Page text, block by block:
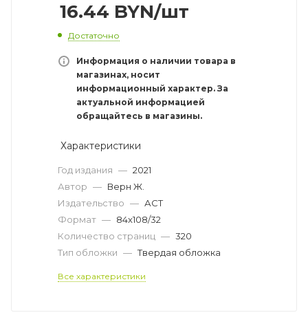
16.44 BYN/шт
Достаточно
Информация о наличии товара в
магазинах, носит
информационный характер. За
актуальной информацией
обращайтесь в магазины.
Характеристики
Год издания — 2021
Автор — Верн Ж.
Издательство — АСТ
Формат — 84x108/32
Количество страниц — 320
Тип обложки — Твердая обложка
Все характеристики